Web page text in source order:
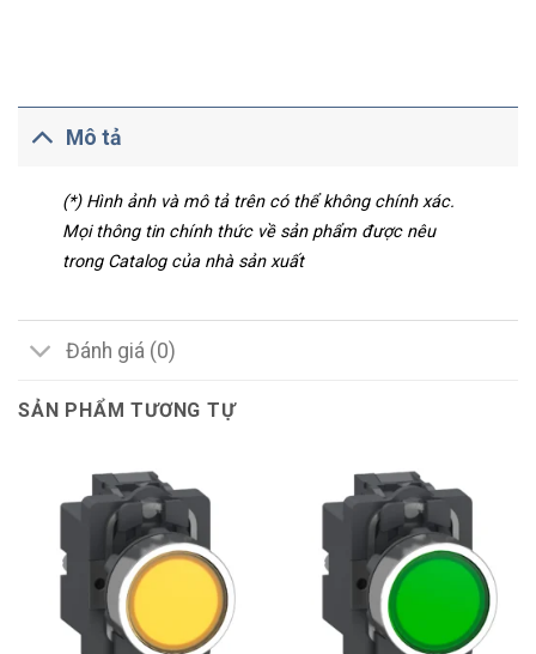
Mô tả
(*) Hình ảnh và mô tả trên có thể không chính xác.
Mọi thông tin chính thức về sản phẩm được nêu
trong Catalog của nhà sản xuất
Đánh giá (0)
SẢN PHẨM TƯƠNG TỰ